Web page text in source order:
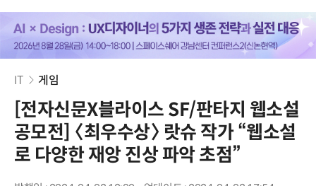
IT 게임
[전자신문X블라이스 SF/판타지 웹소설
공모전] 〈최우수상〉 랏슈 작가 “웹소설
로 다양한 재앙 진상 파악 초점”